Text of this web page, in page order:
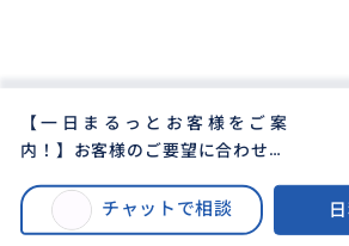
【一日まるっとお客様をご案
内！】お客様のご要望に合わせて
ュッセルから同行いたします。
《一人旅やご夫婦にもおスス
チャットで相談
【一日まるっとお客様をご案内！】お客様のご要
旅のお手伝い。ブリュッセルから同行いたします